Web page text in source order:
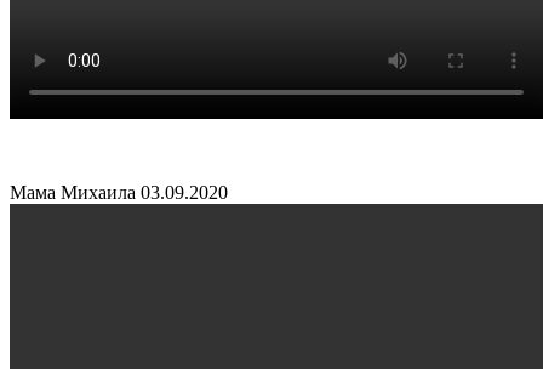
Мама Михаила 03.09.2020